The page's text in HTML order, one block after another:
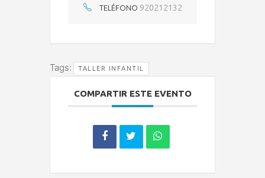
TELÉFONO 920212132
Tags: TALLER INFANTIL
COMPARTIR ESTE EVENTO